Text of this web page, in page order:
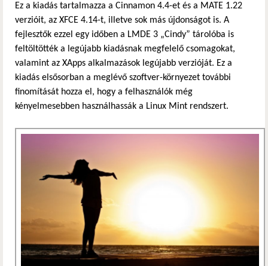
Ez a kiadás tartalmazza a Cinnamon 4.4-et és a MATE 1.22
verzióit, az XFCE 4.14-t, illetve sok más újdonságot is. A
fejlesztők ezzel egy időben a LMDE 3 „Cindy” tárolóba is
feltöltötték a legújabb kiadásnak megfelelő csomagokat,
valamint az XApps alkalmazások legújabb verzióját. Ez a
kiadás elsősorban a meglévő szoftver-környezet további
finomítását hozza el, hogy a felhasználók még
kényelmesebben használhassák a Linux Mint rendszert.